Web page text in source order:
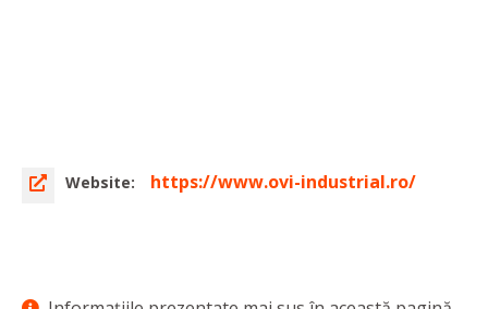
Website: https://www.ovi-industrial.ro/